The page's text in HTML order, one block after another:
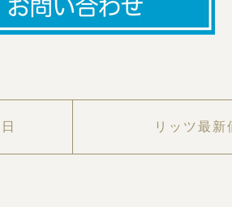
リッツ最新